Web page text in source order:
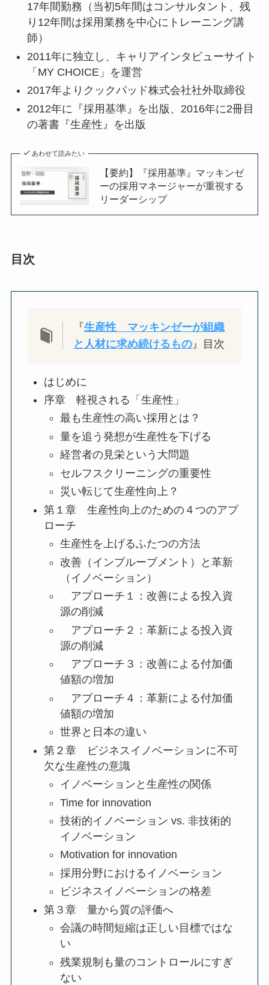
17年間勤務（当初5年間はコンサルタント、残
り12年間は採用業務を中心にトレーニング講
師）
2011年に独立し、キャリアインタビューサイト
「MY CHOICE」を運営
2017年よりクックパッド株式会社社外取締役
2012年に『採用基準』を出版、2016年に2冊目
の著書『生産性』を出版
あわせて読みたい
【要約】『採用基準』マッキンゼ
ーの採用マネージャーが重視する
リーダーシップ
目次
『生産性 マッキンゼーが組織
と人材に求め続けるもの』目次
はじめに
序章 軽視される「生産性」
最も生産性の高い採用とは？
量を追う発想が生産性を下げる
経営者の見栄という大問題
セルフスクリーニングの重要性
災い転じて生産性向上？
第１章 生産性向上のための４つのアプ
ローチ
生産性を上げるふたつの方法
改善（インプルーブメント）と革新
（イノベーション）
アプローチ１：改善による投入資
源の削減
アプローチ２：革新による投入資
源の削減
アプローチ３：改善による付加価
値額の増加
アプローチ４：革新による付加価
値額の増加
世界と日本の違い
第２章 ビジネスイノベーションに不可
欠な生産性の意識
イノベーションと生産性の関係
Time for innovation
技術的イノベーション vs. 非技術的
イノベーション
Motivation for innovation
採用分野におけるイノベーション
ビジネスイノベーションの格差
第３章 量から質の評価へ
会議の時間短縮は正しい目標ではな
い
残業規制も量のコントロールにすぎ
ない